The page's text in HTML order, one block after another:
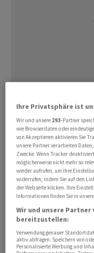
⁠Beide Staaten sowie
am Samstag
Beendigung ⁠des
Rubio sagte bei
weiterhin an einer
werde sich die US-
kommenden ‌Tagen
Auch der Sprecher
Esmail Baghaei,
jedoch noch offene
oder vier Tagen über
Ihre Privatsphäre ist
Wir und unsere 293-Partner
wie Browserdaten oder
von Akzeptieren aktivieren Sie
unsere Partner verarbeiten
Zwecke. Wenn Tracker
möglicherweise nicht mehr so
wieder aufrufen, um Ihre
widerrufen, indem Sie auf den
der Webseite klicken. Ihre
Informationen finden Sie in
Wir und unsere
bereitzustellen:
Verwendung genauer
aktiv abfragen. Speichern von
Personalisierte Werbung und